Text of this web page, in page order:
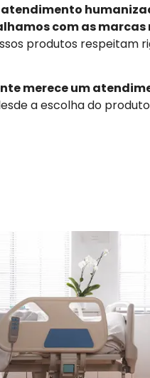
atendimento
com as
produtos respeitam
merece um
a escolha do